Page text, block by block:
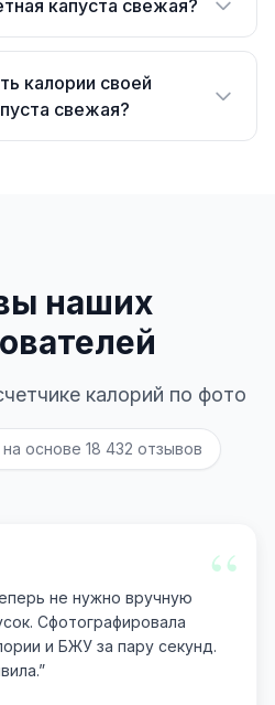
капуста свежая?
калории своей
свежая?
наших
калорий по фото
на основе 18 432 отзывов
“
не нужно вручную
Сфотографировала
и БЖУ за пару секунд.
”